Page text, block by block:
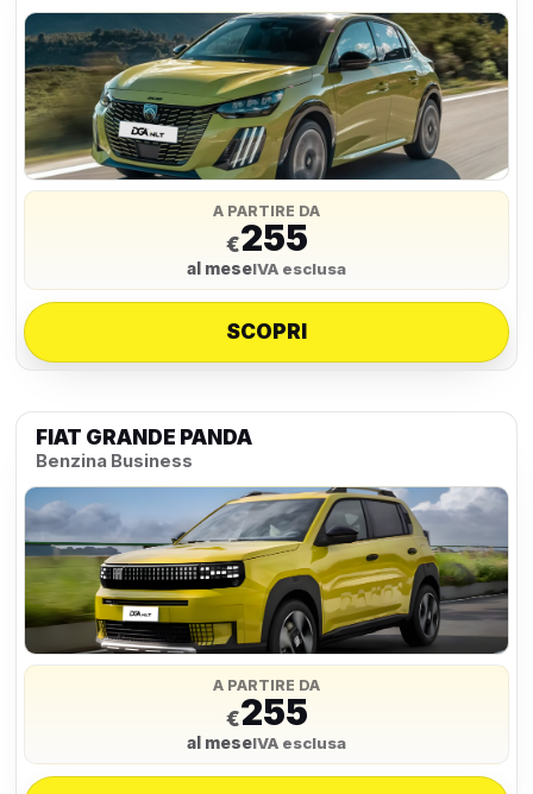
A PARTIRE DA
€255
al meseIVA esclusa
SCOPRI
FIAT GRANDE PANDA
Benzina Business
A PARTIRE DA
€255
al meseIVA esclusa